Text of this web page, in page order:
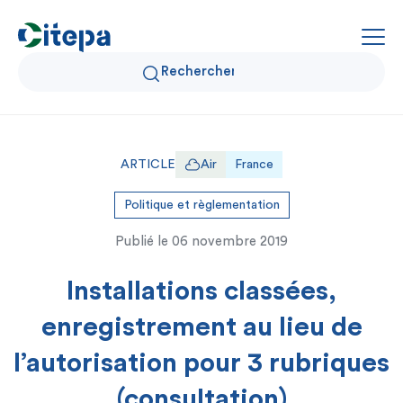
Qui sommes-nous ?
Données Air et Climat
Expertise et solutions
ARTICLE Air France
Politique et règlementation
Publié le 06 novembre 2019
Installations classées,
enregistrement au lieu de
l’autorisation pour 3 rubriques